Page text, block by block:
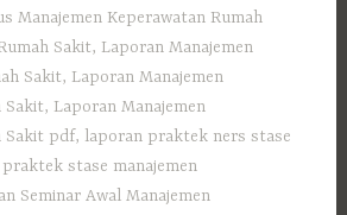
Manajemen Keperawatan Rumah
Sakit, Laporan Manajemen
Sakit, Laporan Manajemen
Sakit, Laporan Manajemen
Sakit pdf, laporan praktek ners stase
stase manajemen
Seminar Awal Manajemen